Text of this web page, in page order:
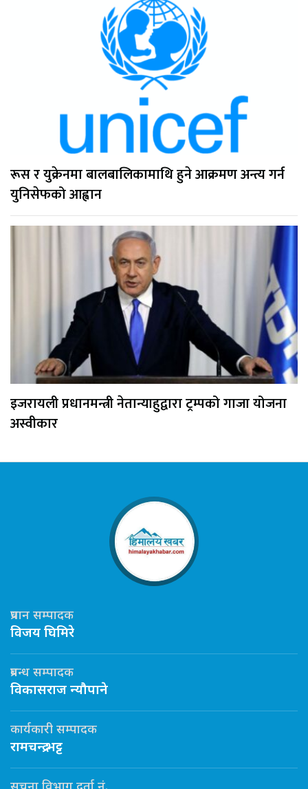
रूस र युक्रेनमा बालबालिकामाथि हुने आक्रमण अन्त्य गर्न
युनिसेफको आह्वान
इजरायली प्रधानमन्त्री नेतान्याहुद्वारा ट्रम्पको गाजा योजना
अस्वीकार
प्रधान सम्पादक
विजय घिमिरे
प्रबन्ध सम्पादक
विकासराज न्यौपाने
कार्यकारी सम्पादक
रामचन्द्र भट्ट